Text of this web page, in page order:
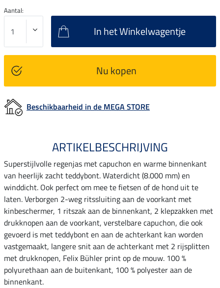
Aantal:
In het Winkelwagentje
Nu kopen
Beschikbaarheid in de MEGA STORE
ARTIKELBESCHRIJVING
Superstijlvolle regenjas met capuchon en warme binnenkant
van heerlijk zacht teddybont. Waterdicht (8.000 mm) en
winddicht. Ook perfect om mee te fietsen of de hond uit te
laten. Verborgen 2-weg ritssluiting aan de voorkant met
kinbeschermer, 1 ritszak aan de binnenkant, 2 klepzakken met
drukknopen aan de voorkant, verstelbare capuchon, die ook
gevoerd is met teddybont en aan de achterkant kan worden
vastgemaakt, langere snit aan de achterkant met 2 rijsplitten
met drukknopen, Felix Bühler print op de mouw. 100 %
polyurethaan aan de buitenkant, 100 % polyester aan de
binnenkant.